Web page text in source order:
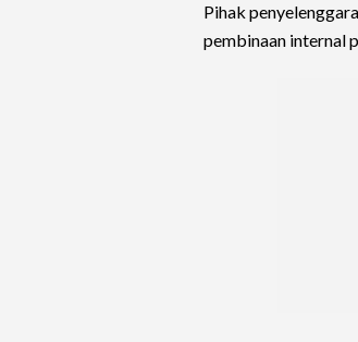
Pihak
pembinaan internal